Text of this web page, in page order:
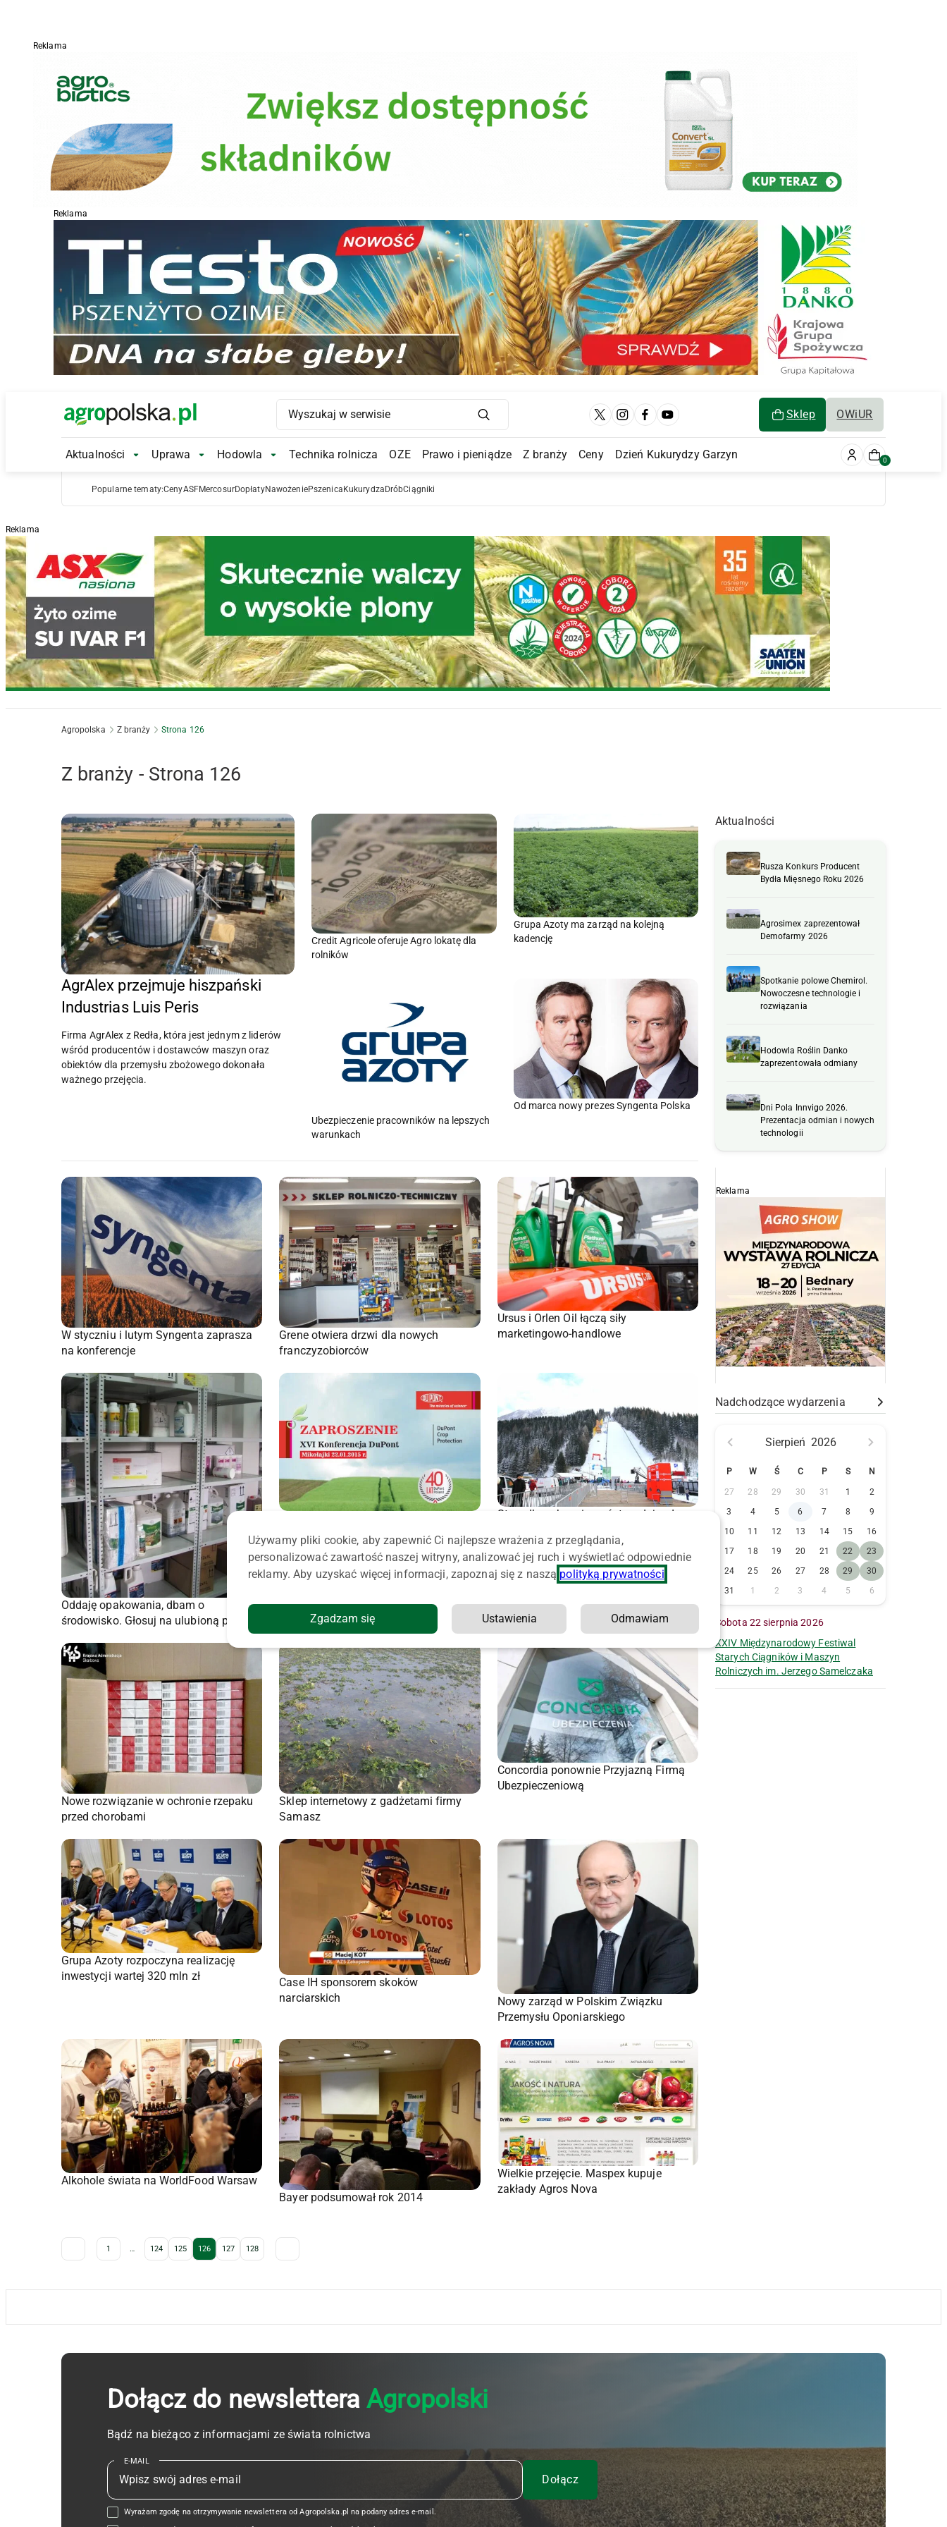
Reklama
Reklama
Main Logo Sklep OWiUR
Main Navigation
Aktualności Aktualności Submenu
Uprawa Uprawa Submenu
Hodowla Hodowla Submenu
Technika rolnicza OZE Prawo i pieniądze Z branży Ceny Dzień Kukurydzy Garzyn 0
Popularne tematy:CenyASFMercosurDopłatyNawożeniePszenica Kukurydza DróbCiągniki
Reklama
Agropolska Z branży Strona 126
Z branży - Strona 126
AgrAlex przejmuje hiszpański
Industrias Luis Peris
Firma AgrAlex z Redła, która jest jednym z liderów
wśród producentów i dostawców maszyn oraz
obiektów dla przemysłu zbożowego dokonała
ważnego przejęcia.
Credit Agricole oferuje Agro lokatę dla
rolników
Grupa Azoty ma zarząd na kolejną
kadencję
Ubezpieczenie pracowników na lepszych
warunkach
Od marca nowy prezes Syngenta Polska
W styczniu i lutym Syngenta zaprasza
na konferencje
Grene otwiera drzwi dla nowych
franczyzobiorców
Ursus i Orlen Oil łączą siły
marketingowo-handlowe
Oddaję opakowania, dbam o
środowisko. Głosuj na ulubioną pracę
DuPont w Polsce
Steyr dba o bezpieczeństwo dojazdu na
Nowe rozwiązanie w ochronie rzepaku
przed chorobami
Sklep internetowy z gadżetami firmy
Samasz
Concordia ponownie Przyjazną Firmą
Ubezpieczeniową
Grupa Azoty rozpoczyna realizację
inwestycji wartej 320 mln zł
Case IH sponsorem skoków
narciarskich
Nowy zarząd w Polskim Związku
Przemysłu Oponiarskiego
Alkohole świata na WorldFood Warsaw
Bayer podsumował rok 2014
Wielkie przejęcie. Maspex kupuje
zakłady Agros Nova
Archive Pagination
1 … 124 125 126 127 128
Aktualności
Rusza Konkurs Producent
Bydła Mięsnego Roku 2026
Agrosimex zaprezentował
Demofarmy 2026
Spotkanie polowe Chemirol.
Nowoczesne technologie i
rozwiązania
Hodowla Roślin Danko
zaprezentowała odmiany
Dni Pola Innvigo 2026.
Prezentacja odmian i nowych
technologii
Reklama
Nadchodzące wydarzenia
Sierpień 2026
P W Ś C P S N
27 28 29 30 31 1
2
3
4 5 6 7 8
9
10
11 12 13 14 15
16
17
18 19 20 21 22
23
24
25 26 27 28 29
30
31
1 2 3 4 5 6
Sobota 22 sierpnia 2026
XXIV Międzynarodowy Festiwal
Starych Ciągników i Maszyn
Rolniczych im. Jerzego Samelczaka
Dołącz do newsletteraAgropolski
Bądź na bieżąco z informacjami ze świata rolnictwa
E-MAIL
Wyrażam zgodę na otrzymywanie newslettera od Agropolska.pl na podany adres e-mail.
Używamy pliki cookie, aby zapewnić Ci najlepsze wrażenia z przeglądania,
personalizować zawartość naszej witryny, analizować jej ruch i wyświetlać odpowiednie
reklamy. Aby uzyskać więcej informacji, zapoznaj się z naszą polityką prywatności
Zgadzam się Ustawienia Odmawiam